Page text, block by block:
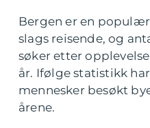
Bergen er en
slags reisende, og
søker etter
år. Ifølge statistikk
mennesker besøkt
årene.